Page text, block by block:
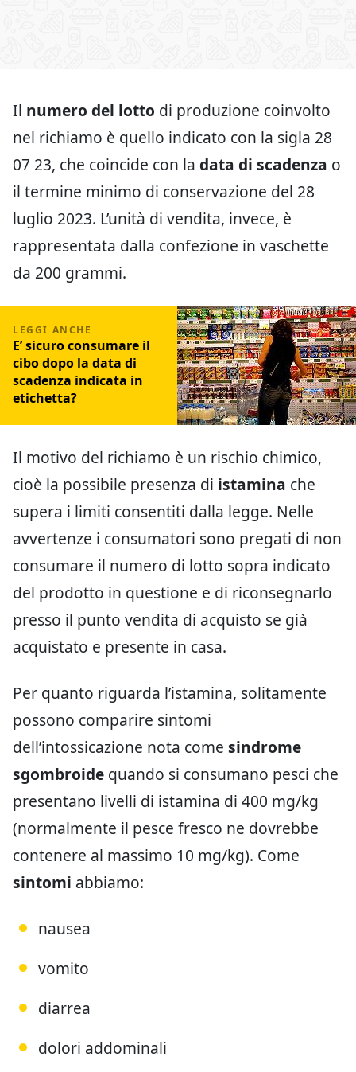
Il numero del lotto di produzione coinvolto
nel richiamo è quello indicato con la sigla 28
07 23, che coincide con la data di scadenza o
il termine minimo di conservazione del 28
luglio 2023. L’unità di vendita, invece, è
rappresentata dalla confezione in vaschette
da 200 grammi.
E’ sicuro consumare il
cibo dopo la data di
scadenza indicata in
etichetta?
Il motivo del richiamo è un rischio chimico,
cioè la possibile presenza di istamina che
supera i limiti consentiti dalla legge. Nelle
avvertenze i consumatori sono pregati di non
consumare il numero di lotto sopra indicato
del prodotto in questione e di riconsegnarlo
presso il punto vendita di acquisto se già
acquistato e presente in casa.
Per quanto riguarda l’istamina, solitamente
possono comparire sintomi
dell’intossicazione nota come sindrome
sgombroide quando si consumano pesci che
presentano livelli di istamina di 400 mg/kg
(normalmente il pesce fresco ne dovrebbe
contenere al massimo 10 mg/kg). Come
sintomi abbiamo:
nausea
vomito
diarrea
dolori addominali